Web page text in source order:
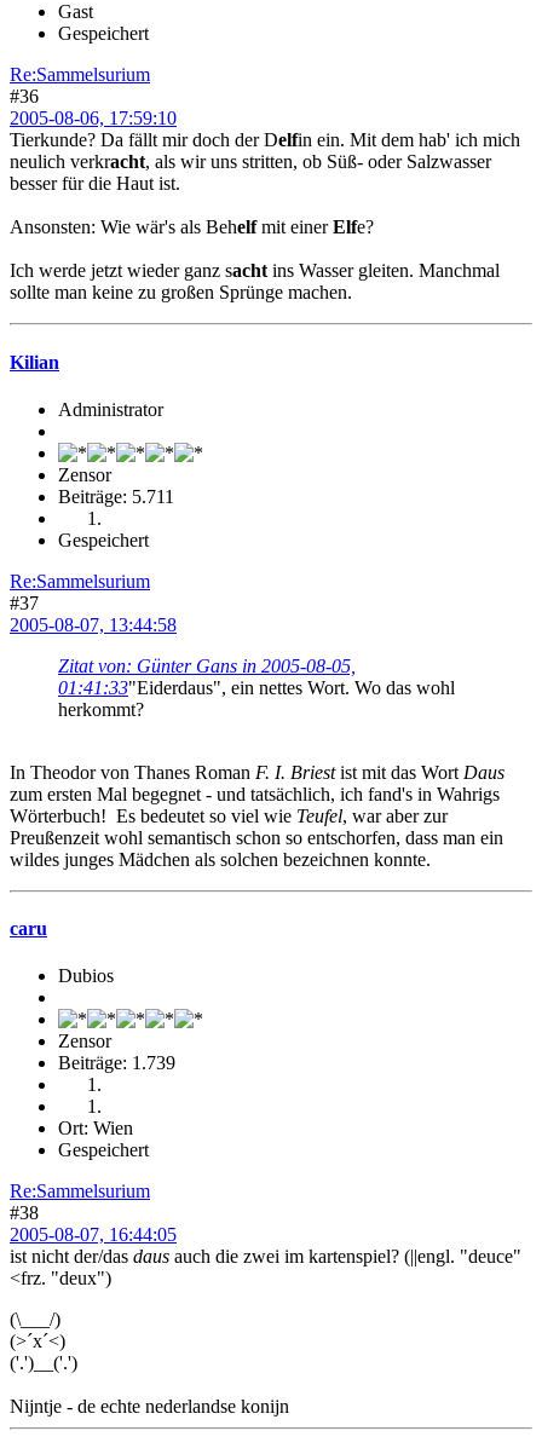
Gast
Gespeichert
Re:Sammelsurium
#36
2005-08-06, 17:59:10
Tierkunde? Da fällt mir doch der Delfin ein. Mit dem hab' ich mich
neulich verkracht, als wir uns stritten, ob Süß- oder Salzwasser
besser für die Haut ist.
Ansonsten: Wie wär's als Behelfmit einerElfe?
Ich werde jetzt wieder ganz sachtins Wasser gleiten. Manchmal
sollte man keine zu großen Sprünge machen.
Kilian
Administrator
Zensor
Beiträge: 5.711
Gespeichert
Re:Sammelsurium
#37
2005-08-07, 13:44:58
Zitat von: Günter Gans in 2005-08-05,
01:41:33"Eiderdaus", ein nettes Wort. Wo das wohl
herkommt?
In Theodor von Thanes Roman F. I. Briestist mit das Wort Daus
zum ersten Mal begegnet - und tatsächlich, ich fand's in Wahrigs
Wörterbuch! Es bedeutet so viel wie Teufel, war aber zur
Preußenzeit wohl semantisch schon so entschorfen, dass man ein
wildes junges Mädchen als solchen bezeichnen konnte.
caru
Dubios
Zensor
Beiträge: 1.739
Ort: Wien
Gespeichert
Re:Sammelsurium
#38
2005-08-07, 16:44:05
ist nicht der/das daus auch die zwei im kartenspiel? (||engl. "deuce"
<frz. "deux")
(\___/)
(>´x´<)
('.')__('.')
Nijntje - de echte nederlandse konijn